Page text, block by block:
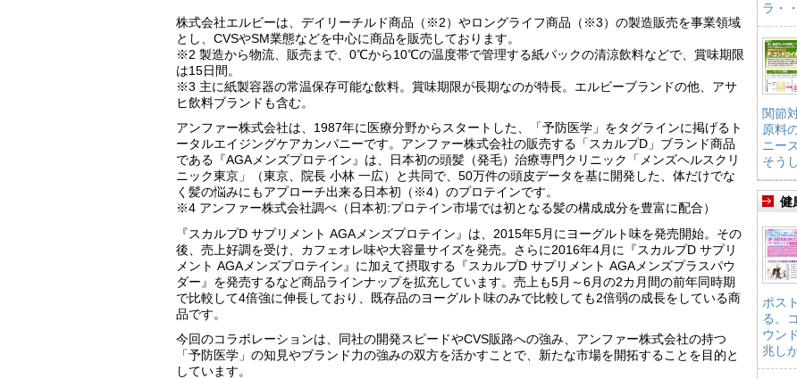
株式会社エルビーは、デイリーチルド商品（※2）やロングライフ商品（※3）の製造販売を事業領域
とし、CVSやSM業態などを中心に商品を販売しております。
※2 製造から物流、販売まで、0℃から10℃の温度帯で管理する紙パックの清涼飲料などで、賞味期限
は15日間。
※3 主に紙製容器の常温保存可能な飲料。賞味期限が長期なのが特長。エルビーブランドの他、アサ
ヒ飲料ブランドも含む。
アンファー株式会社は、1987年に医療分野からスタートした、「予防医学」をタグラインに掲げるト
ータルエイジングケアカンパニーです。アンファー株式会社の販売する「スカルプD」ブランド商品
である『AGAメンズプロテイン』は、日本初の頭髪（発毛）治療専門クリニック「メンズヘルスクリ
ニック東京」（東京、院長 小林 一広）と共同で、50万件の頭皮データを基に開発した、体だけでな
く髪の悩みにもアプローチ出来る日本初（※4）のプロテインです。
※4 アンファー株式会社調べ（日本初:プロテイン市場では初となる髪の構成成分を豊富に配合）
『スカルプD サプリメント AGAメンズプロテイン』は、2015年5月にヨーグルト味を発売開始。その
後、売上好調を受け、カフェオレ味や大容量サイズを発売。さらに2016年4月に『スカルプD サプリ
メント AGAメンズプロテイン』に加えて摂取する『スカルプD サプリメント AGAメンズプラスパウ
ダー』を発売するなど商品ラインナップを拡充しています。売上も5月～6月の2カ月間の前年同時期
で比較して4倍強に伸長しており、既存品のヨーグルト味のみで比較しても2倍弱の成長をしている商
品です。
今回のコラボレーションは、同社の開発スピードやCVS販路への強み、アンファー株式会社の持つ
「予防医学」の知見やブランド力の強みの双方を活かすことで、新たな市場を開拓することを目的と
しています。
ラ・
関節
原料
ニー
そう
健
ポス
る。
ウン
兆し